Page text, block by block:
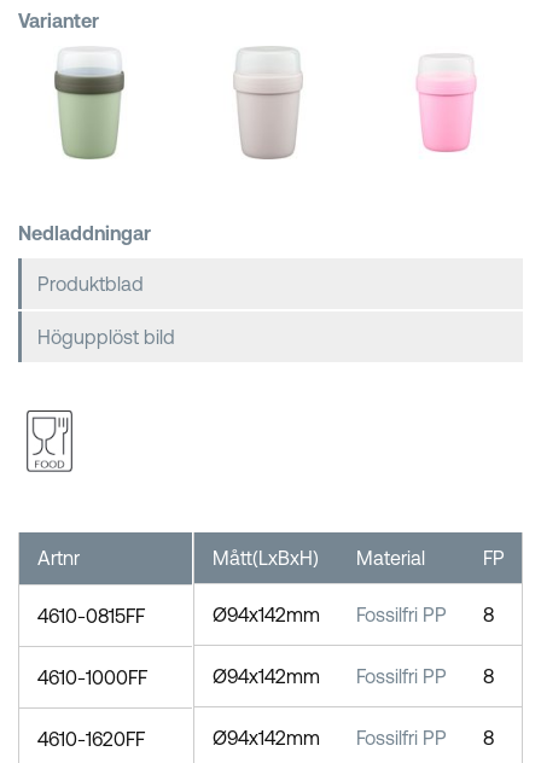
Varianter
Nedladdningar
Produktblad
Högupplöst bild
Mått(LxBxH) Material FP
Ø94x142mm Fossilfri PP 8
Ø94x142mm Fossilfri PP 8
Ø94x142mm Fossilfri PP 8
Artnr
4610-0815FF
4610-1000FF
4610-1620FF